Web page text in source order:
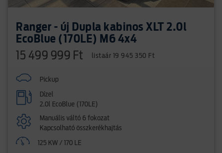
Ranger - új Dupla kabinos XLT 2.0l
EcoBlue (170LE) M6 4x4
15 499 999 Ft listaár 19 945 350 Ft
Pickup
Dízel
2.0l EcoBlue (170LE)
Manuális váltó 6 fokozat
Kapcsolható összkerékhajtás
125 KW / 170 LE